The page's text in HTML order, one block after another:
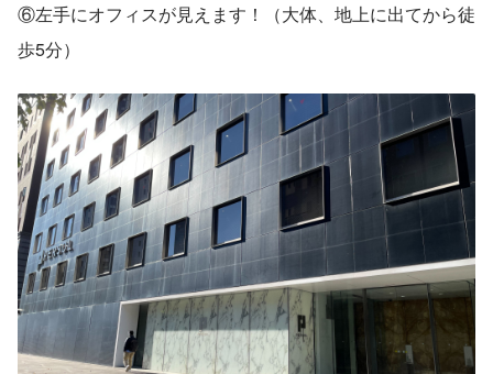
⑥左手にオフィスが見えます！（大体、地上に出てから徒
歩5分）